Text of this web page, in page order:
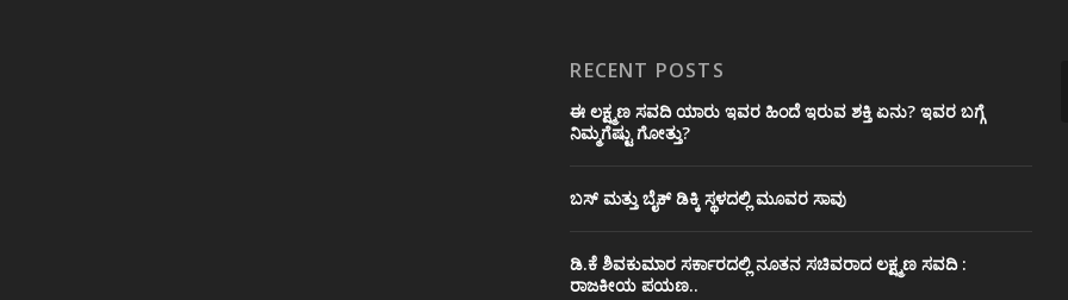
RECENT POSTS
ಈ ಲಕ್ಷ್ಮಣ ಸವದಿ ಯಾರು ಇವರ ಹಿಂದೆ ಇರುವ ಶಕ್ತಿ ಏನು? ಇವರ ಬಗ್ಗೆ
ನಿಮ್ಮಗೆಷ್ಟು ಗೋತ್ತು?
ಬಸ್ ಮತ್ತು ಬೈಕ್ ಡಿಕ್ಕಿ ಸ್ಥಳದಲ್ಲಿ ಮೂವರ ಸಾವು
ಡಿ.ಕೆ ಶಿವಕುಮಾರ ಸರ್ಕಾರದಲ್ಲಿ ನೂತನ ಸಚಿವರಾದ ಲಕ್ಷ್ಮಣ ಸವದಿ :
ರಾಜಕೀಯ ಪಯಣ..